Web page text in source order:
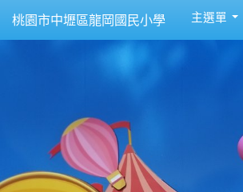
桃園市中壢區龍岡國民小學 主選單